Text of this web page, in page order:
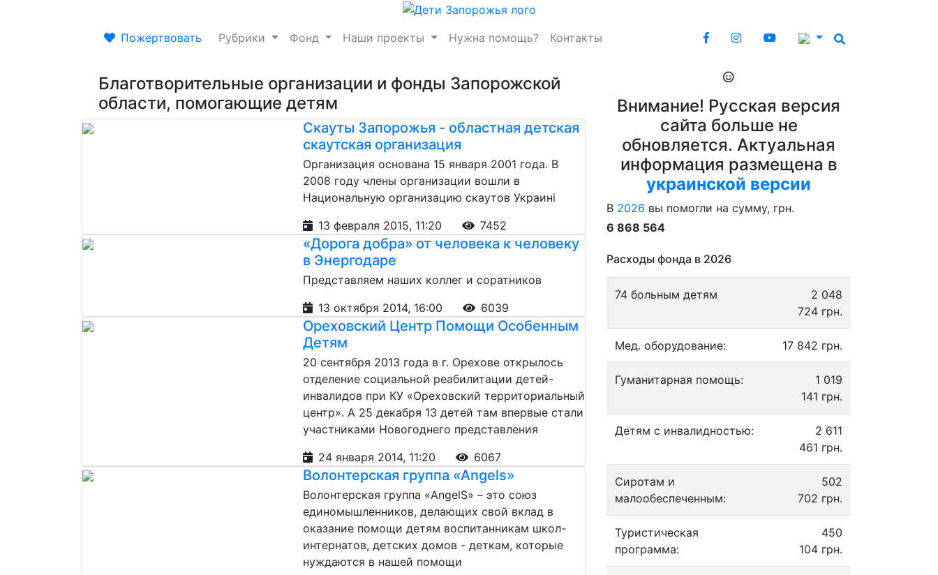
Пожертвовать Рубрики Фонд Наши проекты Нужна помощь? Контакты
Благотворительные организации и фонды Запорожской
области, помогающие детям
Скауты Запорожья - областная детская
скаутская организация
Организация основана 15 января 2001 года. В
2008 году члены организации вошли в
Национальную организацию скаутов Украині
13 февраля 2015, 11:20
7452
«Дорога добра» от человека к человеку
в Энергодаре
Представляем наших коллег и соратников
13 октября 2014, 16:00
6039
Ореховский Центр Помощи Особенным
Детям
20 сентября 2013 года в г. Орехове открылось
отделение социальной реабилитации детей-
инвалидов при КУ «Ореховский территориальный
центр». А 25 декабря 13 детей там впервые стали
участниками Новогоднего представления
24 января 2014, 11:20
6067
Волонтерская группа «Angels»
Волонтерская группа «AngelS» – это союз
единомышленников, делающих свой вклад в
оказание помощи детям воспитанникам школ-
интернатов, детских домов - деткам, которые
нуждаются в нашей помощи
Внимание! Русская версия
сайта больше не
обновляется. Актуальная
информация размещена в
украинской версии
В 2026 вы помогли на сумму, грн.
6 868 564
Расходы фонда в 2026
74 больным детям
2 048
724 грн.
Мед. оборудование: 17 842 грн.
Гуманитарная помощь:
1 019
141 грн.
Детям с инвалидностью:
2 611
461 грн.
Сиротам и
малообеспеченным:
502
702 грн.
Туристическая
программа:
450
104 грн.